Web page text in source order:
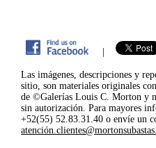
|
Las imágenes, descripciones y
sitio, son materiales originales
de ©Galerías Louis C. Morton y
sin autorización. Para mayores
+52(55) 52.83.31.40 o envíe un